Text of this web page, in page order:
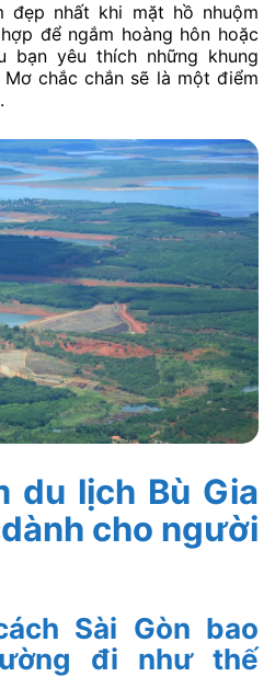
đẹp nhất khi mặt hồ nhuộm
để ngắm hoàng hôn hoặc
bạn yêu thích những khung
chắc chắn sẽ là một điểm
du lịch Bù Gia
cho người
Sài Gòn bao
đi như thế